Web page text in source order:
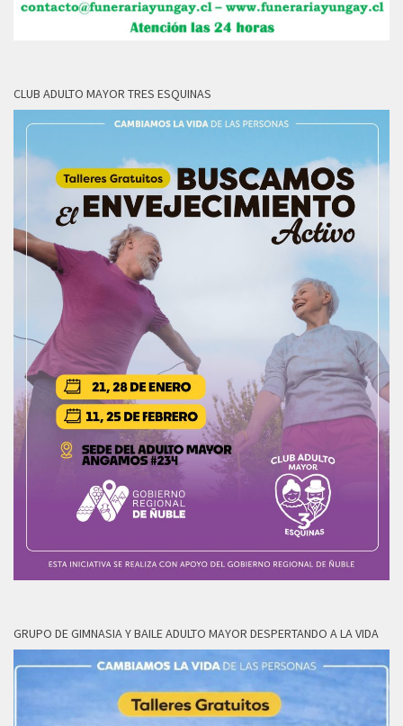
CLUB ADULTO MAYOR TRES ESQUINAS
GRUPO DE GIMNASIA Y BAILE ADULTO MAYOR DESPERTANDO A LA VIDA